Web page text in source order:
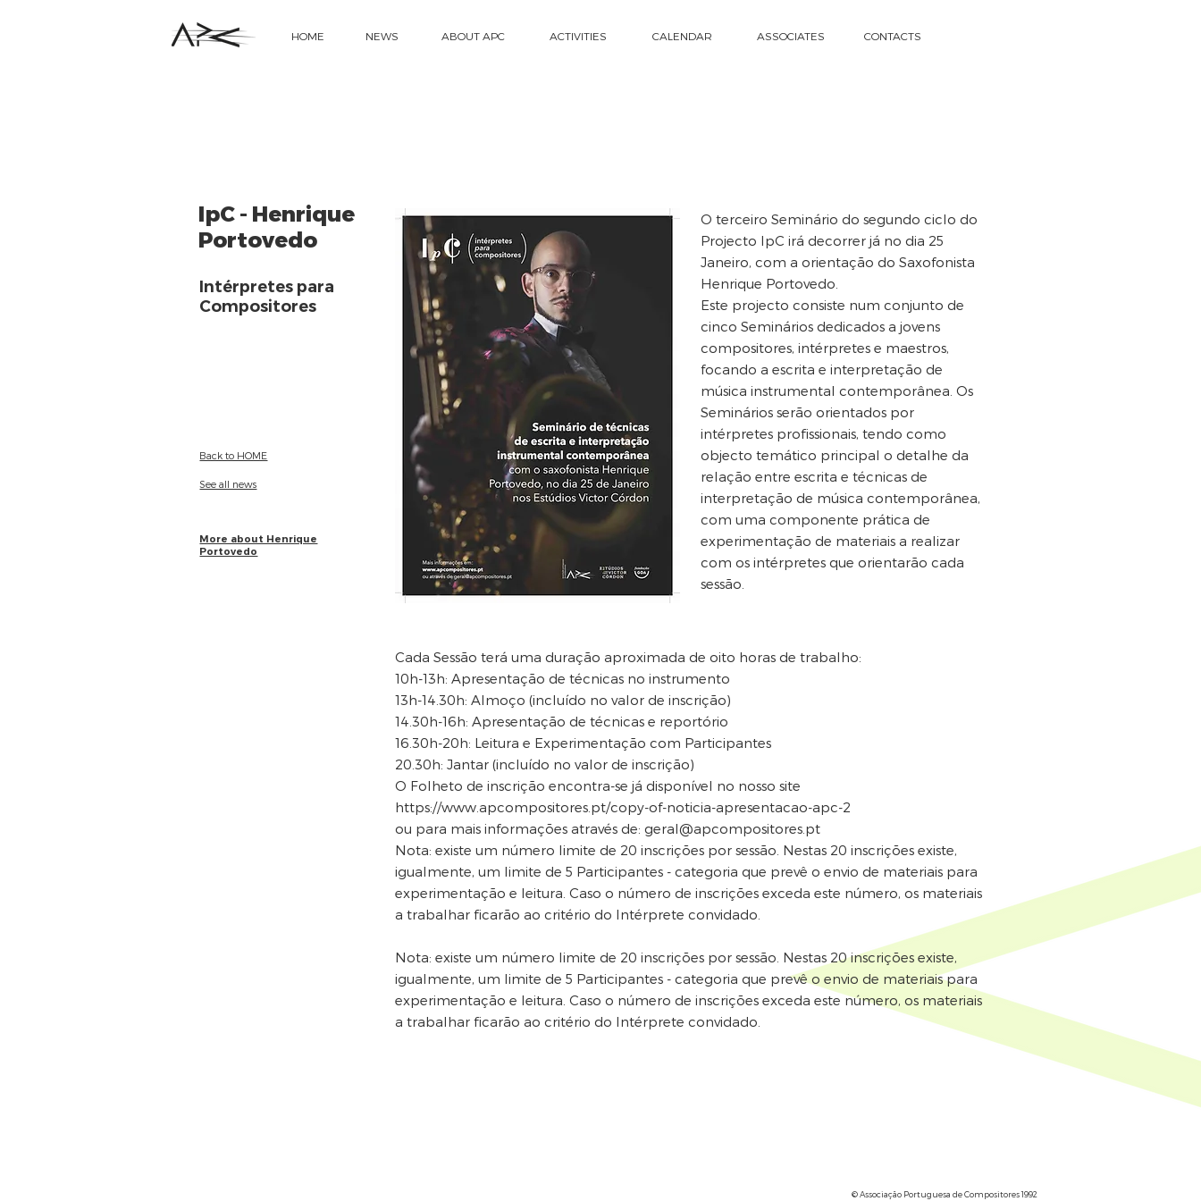
IpC - Henrique
Portovedo
Intérpretes para
Compositores
Back to HOME
See all news
More about Henrique
Portovedo
O terceiro Seminário do segundo ciclo do
Projecto IpC irá decorrer já no dia 25
Janeiro, com a orientação do Saxofonista
Henrique Portovedo.
Este projecto consiste num conjunto de
cinco Seminários dedicados a jovens
compositores, intérpretes e maestros,
focando a escrita e interpretação de
música instrumental contemporânea. Os
Seminários serão orientados por
intérpretes profissionais, tendo como
objecto temático principal o detalhe da
relação entre escrita e técnicas de
interpretação de música contemporânea,
com uma componente prática de
experimentação de materiais a realizar
com os intérpretes que orientarão cada
sessão.
Cada Sessão terá uma duração aproximada de oito horas de trabalho:
10h-13h: Apresentação de técnicas no instrumento
13h-14.30h: Almoço (incluído no valor de inscrição)
14.30h-16h: Apresentação de técnicas e reportório
16.30h-20h: Leitura e Experimentação com Participantes
20.30h: Jantar (incluído no valor de inscrição)
O Folheto de inscrição encontra-se já disponível no nosso site
https://www.apcompositores.pt/copy-of-noticia-apresentacao-apc-2
ou para mais informações através de:geral@apcompositores.pt
Nota: existe um número limite de 20 inscrições por sessão. Nestas 20 inscrições existe,
igualmente, um limite de 5 Participantes - categoria que prevê o envio de materiais para
experimentação e leitura. Caso o número de inscrições exceda este número, os materiais
a trabalhar ficarão ao critério do Intérprete convidado.
Nota: existe um número limite de 20 inscrições por sessão. Nestas 20 inscrições existe,
igualmente, um limite de 5 Participantes - categoria que prevê o envio de materiais para
experimentação e leitura. Caso o número de inscrições exceda este número, os materiais
a trabalhar ficarão ao critério do Intérprete convidado.
ABOUT APC ASSOCIATES CONTACTS
ACTIVITIES CALENDAR
HOME NEWS
© Associação Portuguesa de Compositores 1992